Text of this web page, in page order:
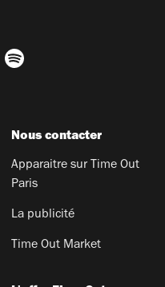
Nous contacter
Apparaitre sur Time Out
Paris
La publicité
Time Out Market